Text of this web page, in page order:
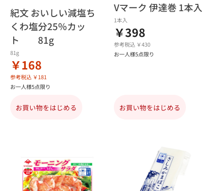
紀文 おいしい減塩ち
くわ塩分25％カッ
ト 81g
81g
￥168
参考税込 ￥181
お一人様5点限り
お買い物をはじめる
Vマーク 伊達巻 1本入
1本入
￥398
参考税込 ￥430
お一人様5点限り
お買い物をはじめる